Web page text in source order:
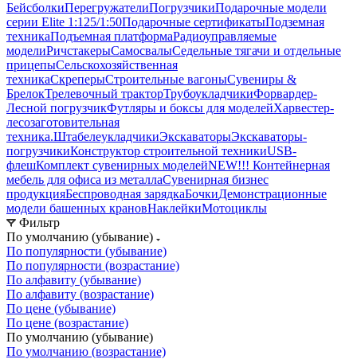
БейсболкиПерегружателиПогрузчикиПодарочные модели
серии Elite 1:125/1:50Подарочные сертификатыПодземная
техникаПодъемная платформаРадиоуправляемые
моделиРичстакерыСамосвалыСедельные тягачи и отдельные
прицепыСельскохозяйственная
техникаСкреперыСтроительные вагоныСувениры &
БрелокТрелевочный тракторТрубоукладчикиФорвардер-
Лесной погрузчикФутляры и боксы для моделейХарвестер-
лесозаготовительная
техника.ШтабелеукладчикиЭкскаваторыЭкскаваторы-
погрузчикиКонструктор строительной техникиUSB-
флешКомплект сувенирных моделейNEW!!! Контейнерная
мебель для офиса из металлаСувенирная бизнес
продукцияБеспроводная зарядкаБочкиДемонстрационные
модели башенных крановНаклейкиМотоциклы
Фильтр
По умолчанию (убывание)
По популярности (убывание)
По популярности (возрастание)
По алфавиту (убывание)
По алфавиту (возрастание)
По цене (убывание)
По цене (возрастание)
По умолчанию (убывание)
По умолчанию (возрастание)